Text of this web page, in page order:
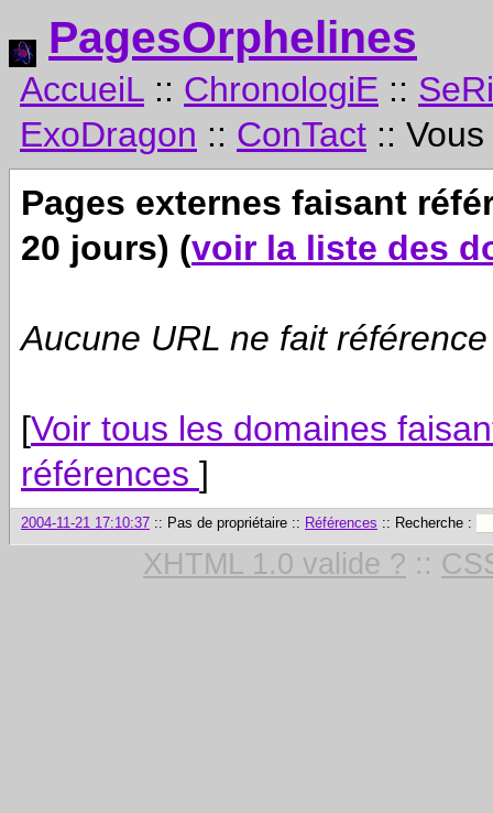
PagesOrphelines
AccueiL :: ChronologiE ::
ExoDragon :: ConTact ::
Pages externes faisant
20 jours) (voir la liste des
Aucune URL ne fait
[Voir tous les domaines
références ]
2004-11-21 17:10:37 :: Pas de propriétaire :: Références :: Recherche :
XHTML 1.0 valide ? ::